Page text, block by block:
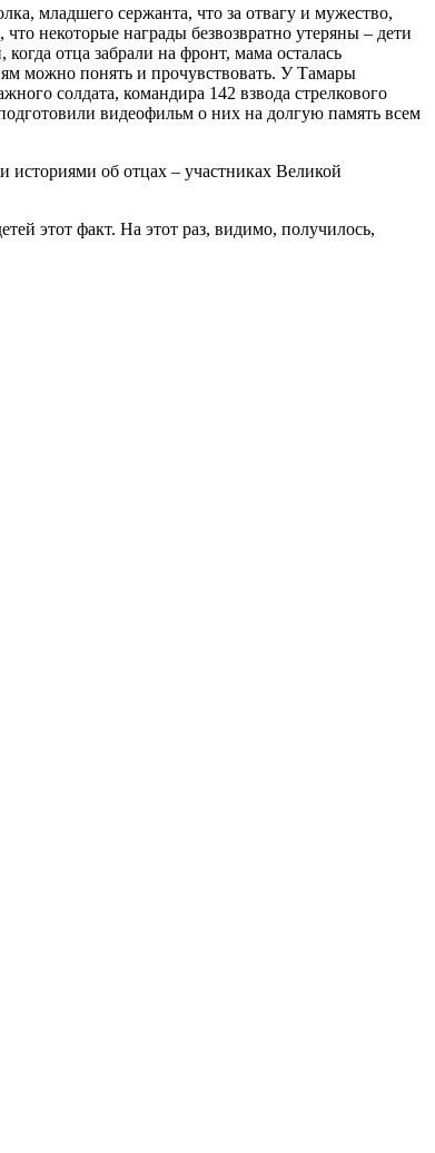
младшего сержанта, что за отвагу и мужество,
некоторые награды безвозвратно утеряны – дети
отца забрали на фронт, мама осталась
можно понять и прочувствовать. У Тамары
солдата, командира 142 взвода стрелкового
видеофильм о них на долгую память всем
историями об отцах – участниках Великой
этот факт. На этот раз, видимо, получилось,